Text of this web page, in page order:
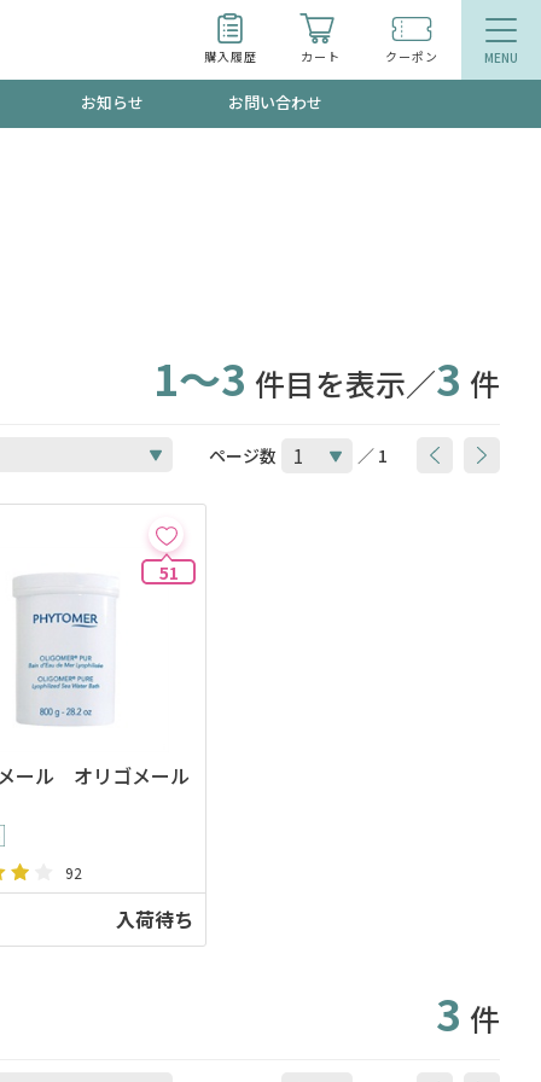
購入履歴 カート クーポン
るものが一目でわかるランキング
お知らせ お問い合わせ
1～3 件目を表示／3 件
ページ数 ／ 1
51
ール オリゴメール
92
入荷待ち
3 件